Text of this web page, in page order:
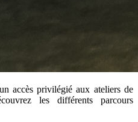
accès privilégié aux ateliers de
les différents parcours